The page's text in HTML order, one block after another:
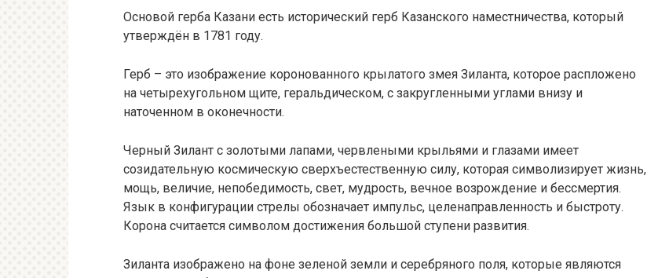
Основой герба Казани есть исторический герб Казанского наместничества, который
утверждён в 1781 году.
Герб – это изображение коронованного крылатого змея Зиланта, которое распложено
на четырехугольном щите, геральдическом, с закругленными углами внизу и
наточенном в оконечности.
Черный Зилант с золотыми лапами, червлеными крыльями и глазами имеет
созидательную космическую сверхъестественную силу, которая символизирует жизнь,
мощь, величие, непобедимость, свет, мудрость, вечное возрождение и бессмертия.
Язык в конфигурации стрелы обозначает импульс, целенаправленность и быстроту.
Корона считается символом достижения большой ступени развития.
Зиланта изображено на фоне зеленой земли и серебряного поля, которые являются